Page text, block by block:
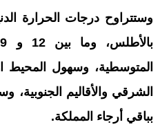
المتوسطية، وسهول المحيط
بباقي أرجاء المملكة.